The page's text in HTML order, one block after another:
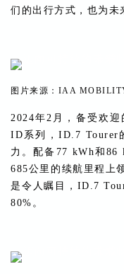
们的出行方式，也为未
图片来源：IAA
2024年2月，备受欢
ID系列，ID.7 Tourer
力。配备77 kWh和86
685公里的续航里程上
是令人瞩目，ID.7
80%。